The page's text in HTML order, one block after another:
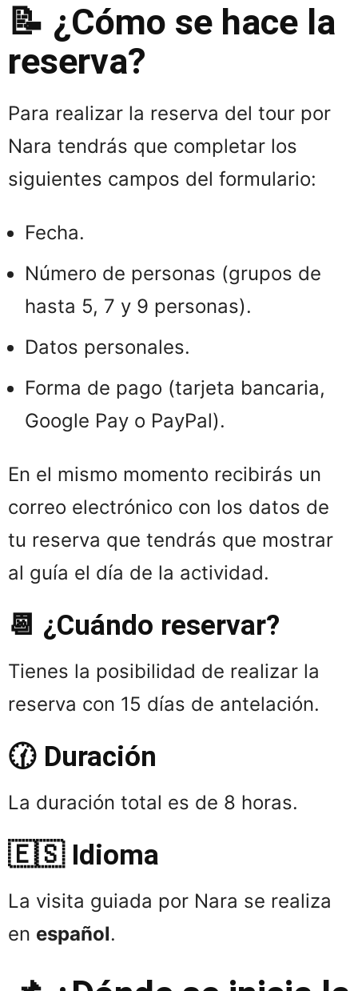
📝 ¿Cómo se hace la
reserva?
Para realizar la reserva del tour por
Nara tendrás que completar los
siguientes campos del formulario:
Fecha.
Número de personas (grupos de
hasta 5, 7 y 9 personas).
Datos personales.
Forma de pago (tarjeta bancaria,
Google Pay o PayPal).
En el mismo momento recibirás un
correo electrónico con los datos de
tu reserva que tendrás que mostrar
al guía el día de la actividad.
📆 ¿Cuándo reservar?
Tienes la posibilidad de realizar la
reserva con 15 días de antelación.
🕜 Duración
La duración total es de 8 horas.
🇪🇸 Idioma
La visita guiada por Nara se realiza
en español.